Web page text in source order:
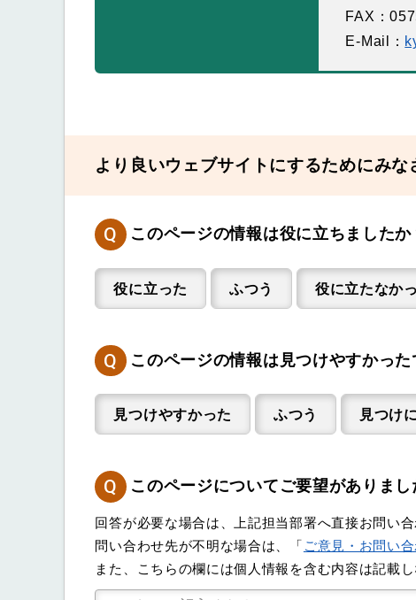
FAX：
E-Mail：
より良いウェブサイトにするためにみ
Q このページの情報は役に立ちましたか
役に立った ふつう 役に立たなか
Q このページの情報は見つけやすかった
見つけやすかった ふつう 見つけ
Q このページについてご要望がありまし
回答が必要な場合は、上記担当部署へ直接お問い
問い合わせ先が不明な場合は、「 ご意見・お問い
また、こちらの欄には個人情報を含む内容は記載し